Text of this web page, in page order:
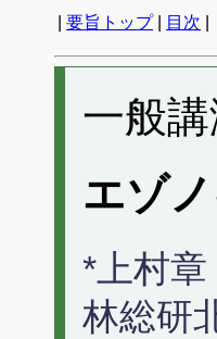
要旨トップ| 目次
一般
エゾ
*上村
林総研